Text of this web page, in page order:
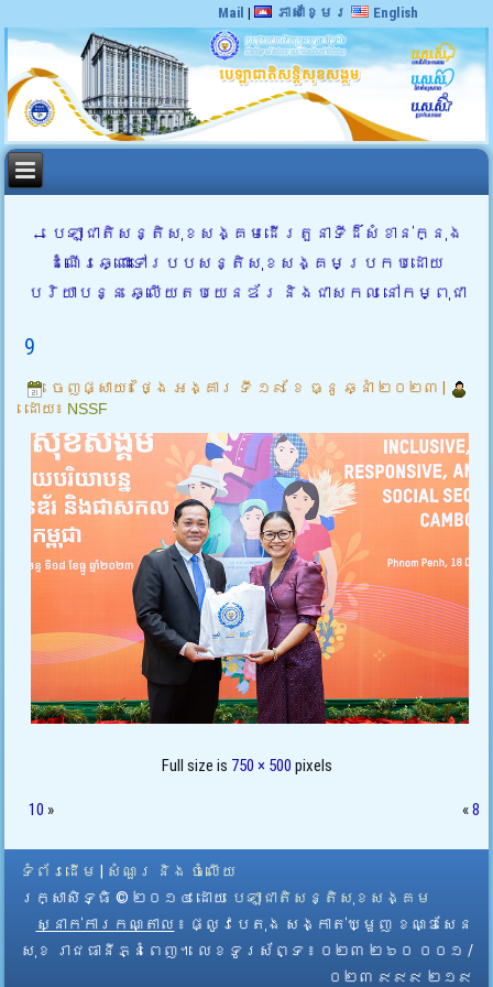
Mail | ភាសាខ្មែរ English
← បេឡាជាតិសន្តិសុខសង្គមដើរតួនាទីដ៏សំខាន់ក្នុង
ដំណើរឆ្ពោះទៅរបបសន្តិសុខសង្គមប្រកបដោយ
បរិយាបន្ន ឆ្លើយតបយេនឌ័រ និងជាសកល នៅកម្ពុជា
9
ចេញផ្សាយ៖ ថ្ងៃ អង្គារ ទី ១៩ ខែ ធ្នូ ឆ្នាំ ២០២៣
ដោយ៖ NSSF
Full size is 750 × 500 pixels
10 » «8
ទំព័រដើម
សំណួរ និង ចំលើយ
រក្សាសិទ្ធិ © ២០១៤ ដោយ​ បេឡាជាតិសន្តិសុខសង្គម
ស្នាក់ការកណ្តាល ៖ ផ្លូវបេតុង សង្កាត់ឃ្មួញ ខណ្ឌសែន
សុខ រាជធានីភ្នំពេញ។ លេខទូរស័ព្ទ ៖ ០២៣ ២៦០ ០០១ /
០២៣ ៩៩៩ ២១៩